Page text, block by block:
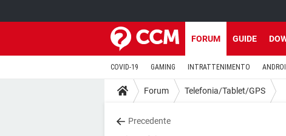
FORUM GUIDE
COVID-19 GAMING INTRATTENIMENTO
Forum Telefonia/Tablet/GPS
Precedente